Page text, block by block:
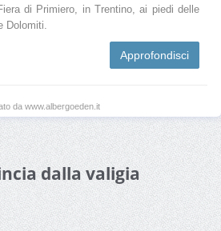
di Primiero, in Trentino, ai piedi delle
Dolomiti.
Approfondisci
da www.albergoeden.it
dalla valigia